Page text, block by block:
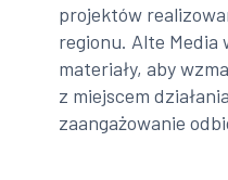
projektów
regionu. Alte Media
materiały, aby
z miejscem
zaangażowanie